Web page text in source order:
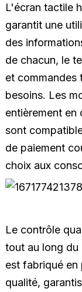
L'écran tactile
garantit une
des
de chacun, le
et commandes
besoins. Les
entièrement en
sont
de paiement
choix aux
Le contrôle
tout au long
est fabriqué en
qualité,